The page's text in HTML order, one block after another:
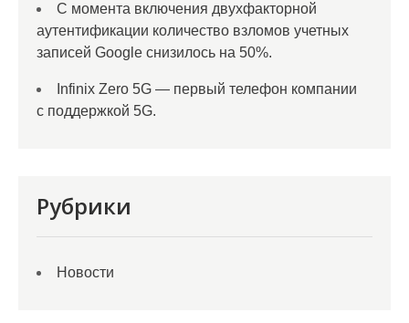
С момента включения двухфакторной
аутентификации количество взломов учетных
записей Google снизилось на 50%.
Infinix Zero 5G — первый телефон компании
с поддержкой 5G.
Рубрики
Новости